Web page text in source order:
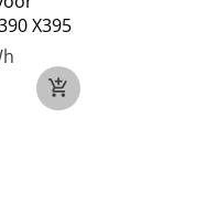
X395